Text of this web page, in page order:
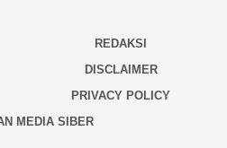
REDAKSI
DISCLAIMER
PRIVACY POLICY
MEDIA SIBER